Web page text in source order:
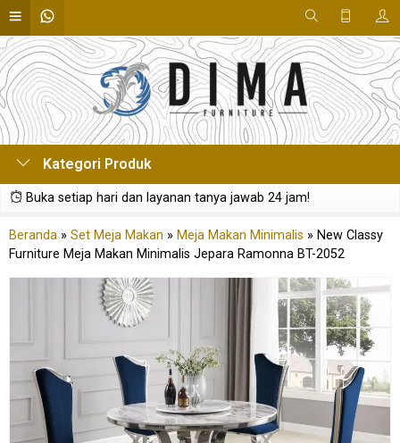
Kategori Produk
Buka setiap hari dan layanan tanya jawab 24 jam!
Beranda » Set Meja Makan » Meja Makan Minimalis » New Classy
Furniture Meja Makan Minimalis Jepara Ramonna BT-2052